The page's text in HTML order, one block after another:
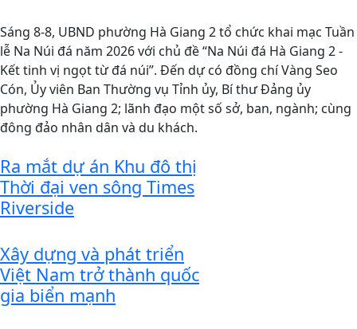
Sáng 8-8, UBND phường Hà Giang 2 tổ chức khai mạc Tuần
lễ Na Núi đá năm 2026 với chủ đề “Na Núi đá Hà Giang 2 -
Kết tinh vị ngọt từ đá núi”. Đến dự có đồng chí Vàng Seo
Cón, Ủy viên Ban Thường vụ Tỉnh ủy, Bí thư Đảng ủy
phường Hà Giang 2; lãnh đạo một số sở, ban, ngành; cùng
đông đảo nhân dân và du khách.
Ra mắt dự án Khu đô thị
Thời đại ven sông Times
Riverside
Xây dựng và phát triển
Việt Nam trở thành quốc
gia biển mạnh